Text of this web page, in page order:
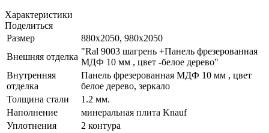
Характеристики
Поделиться
Размер
880x2050, 980x2050
Внешняя отделка
"Ral 9003 шагрень +Панель фрезерованная
МДФ 10 мм , цвет -белое дерево"
Внутренняя
отделка
Панель фрезерованная МДФ 10 мм , цвет
белое дерево, зеркало
Толщина стали
1.2 мм.
Наполнение
минеральная плита Knauf
Уплотнения
2 контура